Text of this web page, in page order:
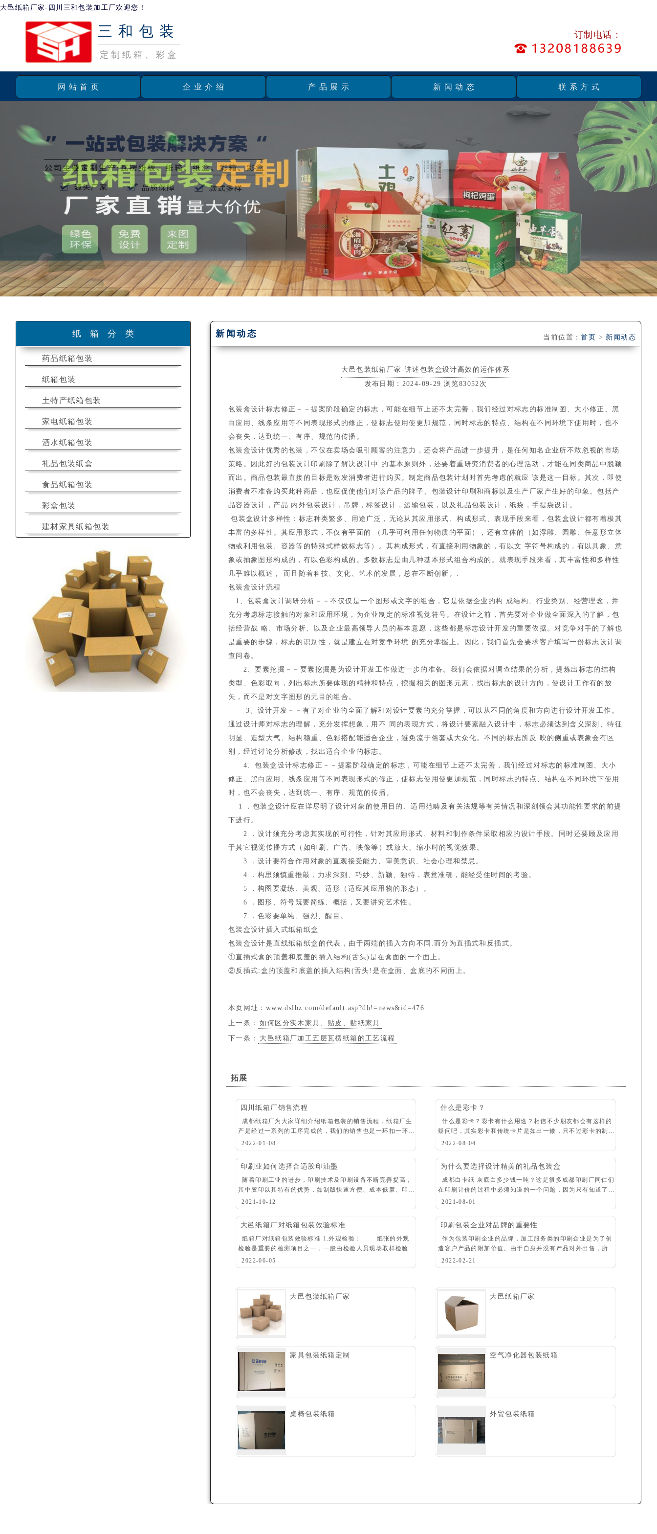
大邑纸箱厂家-四川三和包装加工厂欢迎您！
三和包装
定制纸箱、彩盒
订制电话：
网站首页 企业介绍 产品展示 新闻动态 联系方式
纸箱分类
药品纸箱包装
纸箱包装
土特产纸箱包装
家电纸箱包装
酒水纸箱包装
礼品包装纸盒
食品纸箱包装
彩盒包装
建材家具纸箱包装
新闻动态 当前位置：首页 > 新闻动态
大邑包装纸箱厂家-讲述包装盒设计高效的运作体系
发布日期：2024-09-29 浏览83052次
包装盒设计标志修正－－提案阶段确定的标志，可能在细节上还不太完善，我们经过对标志的标准制图、大小修正、黑
白应用、线条应用等不同表现形式的修正，使标志使用使更加规范，同时标志的特点、结构在不同环境下使用时，也不
会丧失，达到统一、有序、规范的传播。
包装盒设计优秀的包装，不仅在卖场会吸引顾客的注意力，还会将产品进一步提升，是任何知名企业所不敢忽视的市场
策略。因此好的包装设计印刷除了解决设计中 的基本原则外，还要着重研究消费者的心理活动，才能在同类商品中脱颖
而出。商品包装最直接的目标是激发消费者进行购买。制定商品包装计划时首先考虑的就应 该是这一目标。其次，即使
消费者不准备购买此种商品，也应促使他们对该产品的牌子、包装设计印刷和商标以及生产厂家产生好的印象。包括产
品容器设计，产品 内外包装设计，吊牌，标签设计，运输包装，以及礼品包装设计，纸袋，手提袋设计。
包装盒设计多样性：标志种类繁多、用途广泛，无论从其应用形式、构成形式、表现手段来看，包装盒设计都有着极其
丰富的多样性。其应用形式，不仅有平面的 （几乎可利用任何物质的平面），还有立体的（如浮雕、园雕、任意形立体
物或利用包装、容器等的特殊式样做标志等）。其构成形式，有直接利用物象的，有以文 字符号构成的，有以具象、意
象或抽象图形构成的，有以色彩构成的。多数标志是由几种基本形式组合构成的。就表现手段来看，其丰富性和多样性
几乎难以概述， 而且随着科技、文化、艺术的发展，总在不断创新。.
包装盒设计流程
1、包装盒设计调研分析－－不仅仅是一个图形或文字的组合，它是依据企业的构 成结构、行业类别、经营理念，并
充分考虑标志接触的对象和应用环境，为企业制定的标准视觉符号。在设计之前，首先要对企业做全面深入的了解，包
括经营战 略、市场分析、以及企业最高领导人员的基本意愿，这些都是标志设计开发的重要依据。对竞争对手的了解也
是重要的步骤，标志的识别性，就是建立在对竞争环境 的充分掌握上。因此，我们首先会要求客户填写一份标志设计调
查问卷。
2、要素挖掘－－要素挖掘是为设计开发工作做进一步的准备。我们会依据对调查结果的分析，提炼出标志的结构
类型、色彩取向，列出标志所要体现的精神和特点，挖掘相关的图形元素，找出标志的设计方向，使设计工作有的放
矢，而不是对文字图形的无目的组合。
3、设计开发－－有了对企业的全面了解和对设计要素的充分掌握，可以从不同的角度和方向进行设计开发工作。
通过设计师对标志的理解，充分发挥想象，用不 同的表现方式，将设计要素融入设计中，标志必须达到含义深刻、特征
明显、造型大气、结构稳重、色彩搭配能适合企业，避免流于俗套或大众化。不同的标志所反 映的侧重或表象会有区
别，经过讨论分析修改，找出适合企业的标志。
4、包装盒设计标志修正－－提案阶段确定的标志，可能在细节上还不太完善，我们经过对标志的标准制图、大小
修正、黑白应用、线条应用等不同表现形式的修正，使标志使用使更加规范，同时标志的特点、结构在不同环境下使用
时，也不会丧失，达到统一、有序、规范的传播。
1 ．包装盒设计应在详尽明了设计对象的使用目的、适用范畴及有关法规等有关情况和深刻领会其功能性要求的前提
下进行。
2 ．设计须充分考虑其实现的可行性，针对其应用形式、材料和制作条件采取相应的设计手段。同时还要顾及应用
于其它视觉传播方式（如印刷、广告、映像等）或放大、缩小时的视觉效果。
3 ．设计要符合作用对象的直观接受能力、审美意识、社会心理和禁忌。
4 ．构思须慎重推敲，力求深刻、巧妙、新颖、独特，表意准确，能经受住时间的考验。
5 ．构图要凝练、美观、适形（适应其应用物的形态）。
6 ．图形、符号既要简练、概括，又要讲究艺术性。
7 ．色彩要单纯、强烈、醒目。
包装盒设计插入式纸箱纸盒
包装盒设计是直线纸箱纸盒的代表，由于两端的插入方向不同.而分为直插式和反插式。
①直插式盒的顶盖和底盖的插入结构(舌头)是在盒面的一个面上。
②反插式:盒的顶盖和底盖的插入结构(舌头!是在盒面、盒底的不同面上。
本页网址： www.dslbz.com/default.asp?dh!=news&id=476
上一条： 如何区分实木家具、贴皮、贴纸家具
下一条： 大邑纸箱厂加工五层瓦楞纸箱的工艺流程
拓展
四川纸箱厂销售流程
成都纸箱厂为大家详细介绍纸箱包装的销售流程，纸箱厂生
产是经过一系列的工序完成的，我们的销售也是一环扣一环完
成的，下面介绍纸箱加工由下单到最后出货的整个流程。 第
一环:售前 现在纸箱应用到各行各业，不
2022-01-08
什么是彩卡？
什么是彩卡？彩卡有什么用途？相信不少朋友都会有这样的
疑问吧，其实彩卡和传统卡片是如出一辙，只不过彩卡的制作
工艺在传统卡片的制作上又有很大的进步，了解卡片后，相信
2022-08-04
印刷业如何选择合适胶印油墨
随着印刷工业的进步，印刷技术及印刷设备不断完善提高，
其中胶印以其特有的优势，如制版快速方便、成本低廉、印刷
质量高、纸张使用范围广，印刷数量可缩性大等受到国内外印
刷厂家的青睐，从而得到快速而广泛的发展，
2021-10-12
为什么要选择设计精美的礼品包装盒
成都白卡纸 灰底白多少钱一吨？这是很多成都印刷厂同仁们
在印刷计价的过程中必须知道的一个问题，因为只有知道了纸
张的价格，才能计算出在整个印刷计价的过程中纸张费用所占
的比例。就白卡纸与灰底白而言，一般常用
2021-08-01
大邑纸箱厂对纸箱包装效验标准
纸箱厂对纸箱包装效验标准 1.外观检验： 纸张的外观
检验是重要的检测项目之一，一般由检验人员现场取样检验和
实验室检验两块组成。纸张的外观缺陷，不仅影响纸张的外
观，而且影响到纸张的使用。我们采用
2022-06-05
印刷包装企业对品牌的重要性
作为包装印刷企业的品牌，加工服务类的印刷企业是为了创
造客户产品的附加价值。由于自身并没有产品对外出售，所以
很多人都在思考品牌对于印刷企业来说究竟是否是重要的。
在上个世纪或许没有人关注这个问题，
2022-02-21
大邑包装纸箱厂家 大邑纸箱厂家
家具包装纸箱定制 空气净化器包装纸箱
桌椅包装纸箱 外贸包装纸箱